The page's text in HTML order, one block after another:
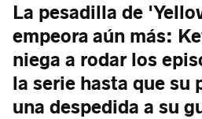
La pesadilla de
empeora aún más:
niega a rodar los
la serie hasta que su
una despedida a su